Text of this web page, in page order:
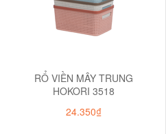
RỔ VIỀN MÂY TRUNG
HOKORI 3518
24.350₫